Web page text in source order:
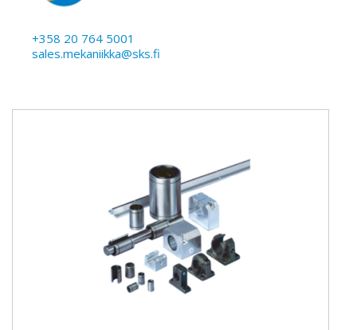
+358 20 764 5001
sales.mekaniikka@sks.fi